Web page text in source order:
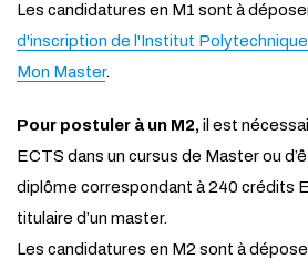
Les candidatures en M1 sont à
d'inscription de l'Institut
Mon Master.
Pour postuler à un M2,il est
ECTS dans un cursus de Master ou
diplôme correspondant à 240 crédits
titulaire d’un master.
Les candidatures en M2 sont à